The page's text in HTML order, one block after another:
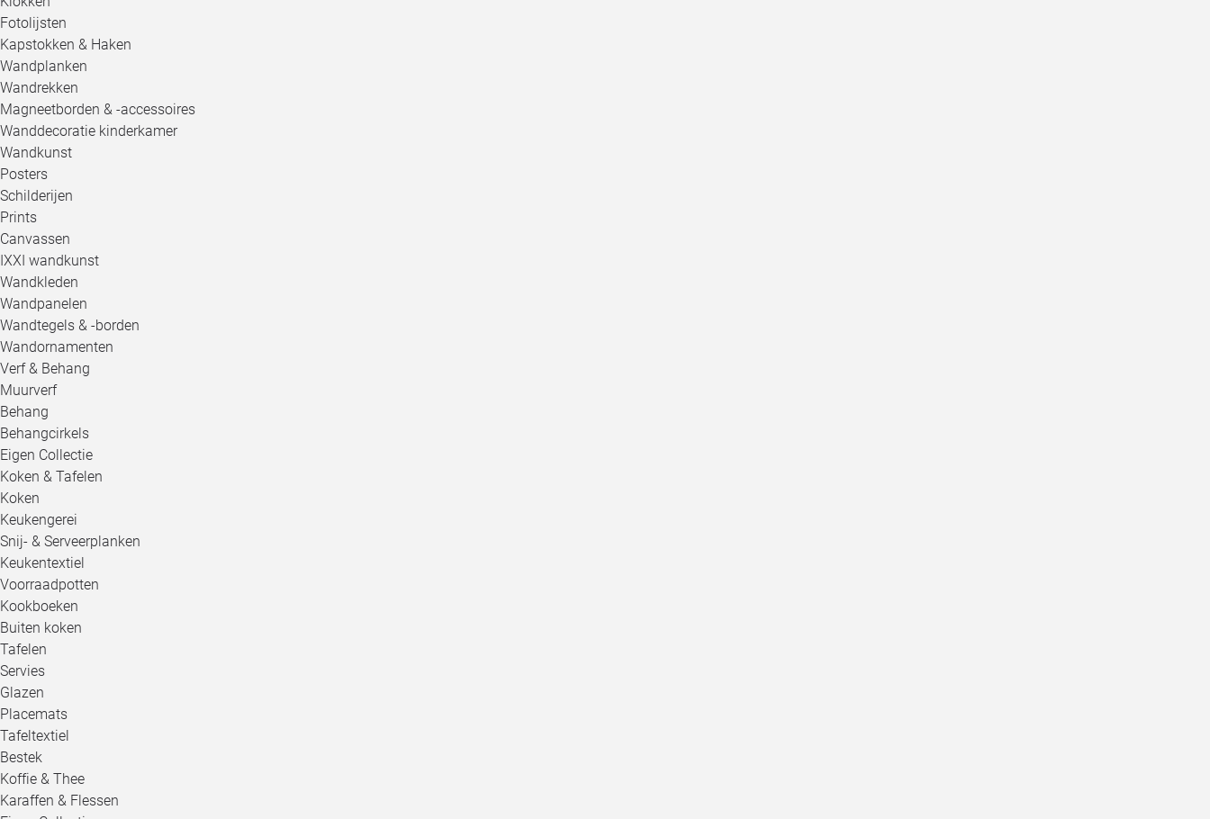
Fotolijsten
Kapstokken & Haken
Wandplanken
Wandrekken
Magneetborden & -accessoires
Wanddecoratie kinderkamer
Wandkunst
Posters
Schilderijen
Prints
Canvassen
IXXI wandkunst
Wandkleden
Wandpanelen
Wandtegels & -borden
Wandornamenten
Verf & Behang
Muurverf
Behang
Behangcirkels
Eigen Collectie
Koken & Tafelen
Koken
Keukengerei
Snij- & Serveerplanken
Keukentextiel
Voorraadpotten
Kookboeken
Buiten koken
Tafelen
Servies
Glazen
Placemats
Tafeltextiel
Bestek
Koffie & Thee
Karaffen & Flessen